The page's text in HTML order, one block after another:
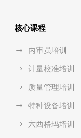
核心课程
内审员培训
计量校准培训
质量管理培训
特种设备培训
六西格玛培训